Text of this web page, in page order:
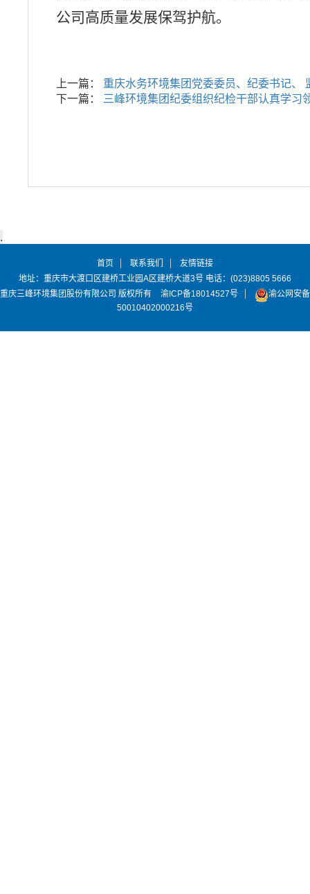
公司高质量发展保驾护航。
上一篇：
重庆水务环境集团党委委员、纪委书记、
下一篇：
三峰环境集团纪委组织纪检干部认真学习
首页 联系我们
友情链接
地址：重庆市大渡口区建桥工业园A区建桥大道3号 电话：(023)8805 5666
重庆三峰环境集团股份有限公司 版权所有
渝ICP备18014527号
渝公网安备
50010402000216号